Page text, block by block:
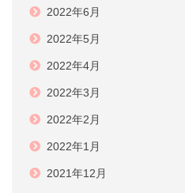
2022年6月
2022年5月
2022年4月
2022年3月
2022年2月
2022年1月
2021年12月